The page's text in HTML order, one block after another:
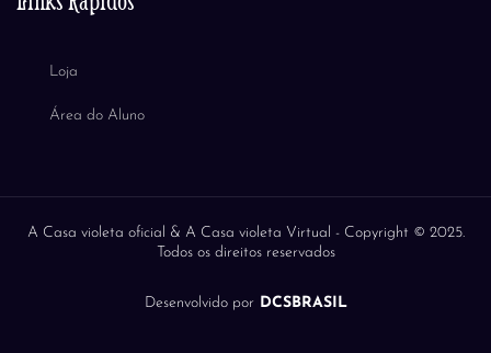
Loja
Área do Aluno
A Casa violeta oficial & A Casa violeta Virtual - Copyright © 2025.
Todos os direitos reservados
Desenvolvido porDCSBRASIL